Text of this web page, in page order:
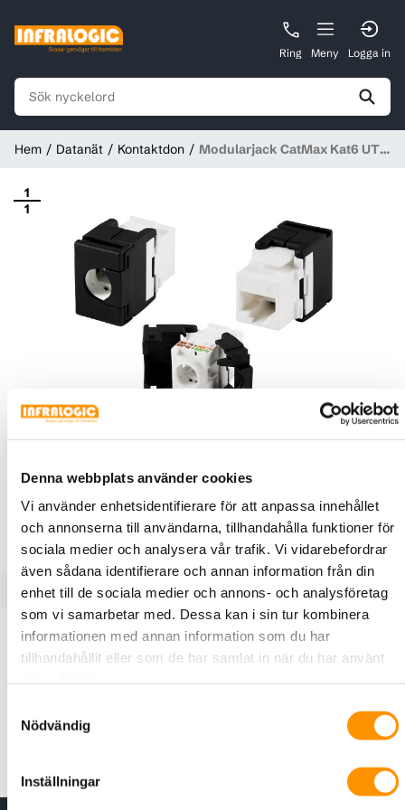
Denna webbplats använder cookies
Vi använder enhetsidentifierare för att anpassa innehållet
och annonserna till användarna, tillhandahålla funktioner för
sociala medier och analysera vår trafik. Vi vidarebefordrar
även sådana identifierare och annan information från din
enhet till de sociala medier och annons- och analysföretag
som vi samarbetar med. Dessa kan i sin tur kombinera
informationen med annan information som du har
tillhandahållit eller som de har samlat in när du har använt
Nödvändig
Inställningar
Ring Meny Logga in
Hem Datanät Kontaktdon
Modularjack CatMax Kat6 UTP
1
1
Modularjack CatMax Kat6 UTP
Keystone 180° Toolless, Vit
CatMax Kat6 UTP Keystone 180° Toolless, Vit
Produktbeskrivning Specifikationer
halogenfri PC/ABS med brandklass UL94V-0. Modularjacket